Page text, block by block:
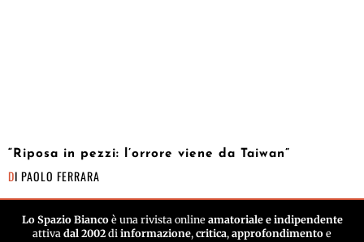
“Riposa in pezzi: l’orrore viene da Taiwan”
DI PAOLO FERRARA
Lo Spazio Biancoè una rivista online amatoriale e indipendente
attiva dal 2002 di informazione, critica, approfondimento e